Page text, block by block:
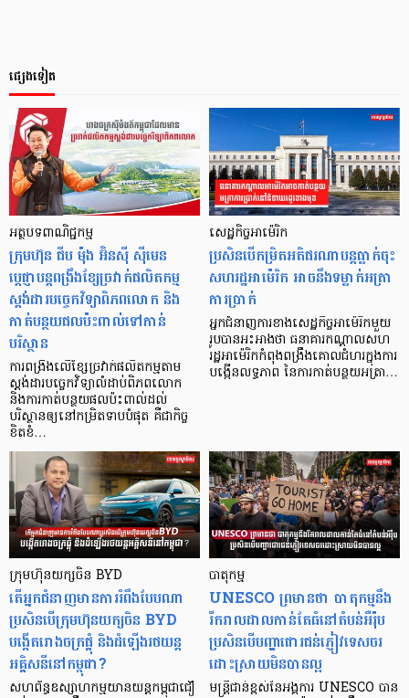
ផ្សេងទៀត
អត្ថបទពាណិជ្ជកម្ម
ក្រុមហ៊ុន ជីប ម៉ុង អ៊ិនស៊ី ស៊ីមេន
ប្តេជ្ញាបន្ដពង្រឹងខ្សែច្រវាក់ផលិតកម្ម
ស្តង់ដារបច្ចេកវិទ្យាពិភពលោក និង
កាត់បន្ថយផលប៉ះពាល់ទៅកាន់
បរិស្ថាន
ការពង្រឹងលើខ្សែច្រវាក់ផលិតកម្មតាម
ស្តង់ដារបច្ចេកវិទ្យាលំដាប់ពិភពលោក
និងការកាត់បន្ថយផលប៉ះពាល់ដល់
បរិស្ថានឲ្យនៅកម្រិតទាបបំផុត គឺជាកិច្ច
ខិតខំ…
សេដ្ឋកិច្ចអាម៉េរិក
ប្រសិនបើកម្រិតអតិផរណាបន្តធ្លាក់ចុះ
សហរដ្ឋអាម៉េរិក អាចនឹងទម្លាក់អត្រា
ការប្រាក់
អ្នកជំនាញការខាងសេដ្ឋកិច្ចអាម៉េរិកមួយ
រូបបានអះអាងថា ធនាគារកណ្តាលសហ
រដ្ឋអាម៉េរិកកំពុងពង្រឹងគោលជំហរក្នុងការ
បង្កើនលទ្ធភាព នៃការកាត់បន្ថយអត្រា…
ក្រុមហ៊ុនយក្សចិន BYD
តើអ្នកជំនាញមានការរំពឹងបែបណា
ប្រសិនបើក្រុមហ៊ុនយក្សចិន BYD
បង្កើតរោងចក្រផ្គុំ និងដំឡើងរថយន្ត
អគ្គិសនីនៅកម្ពុជា?
សហព័ន្ធឧស្សាហកម្មយានយន្តកម្ពុជាជឿ
បាតុកម្ម
UNESCO ព្រមានថា បាតុកម្មនឹង
រីករាលដាលកាន់តែធំនៅតំបន់អឺរ៉ុប
ប្រសិនបើបញ្ហាជោរជន់ភ្ញៀវទេសចរ
ដោះស្រាយមិនបានល្អ
មន្ត្រីជាន់ខ្ពស់នៃអង្គការ UNESCO បាន